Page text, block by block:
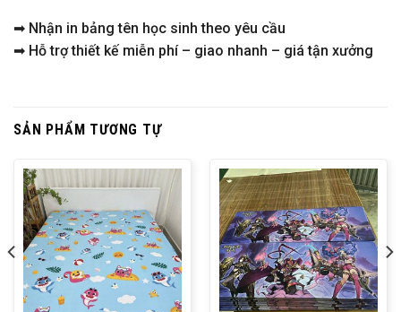
➡ Nhận in bảng tên học sinh theo yêu cầu
➡ Hỗ trợ thiết kế miễn phí – giao nhanh – giá tận xưởng
SẢN PHẨM TƯƠNG TỰ